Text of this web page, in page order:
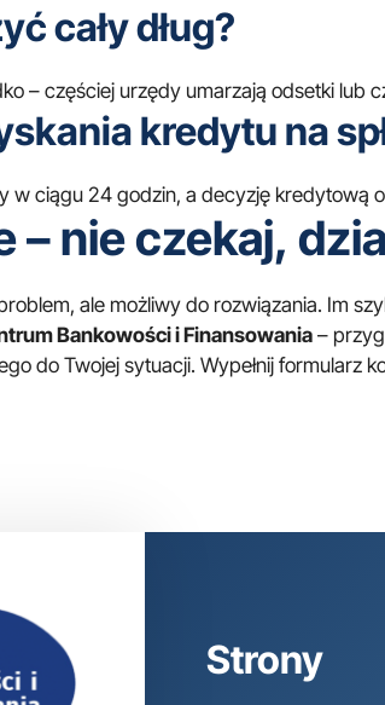
cały dług?
– częściej urzędy umarzają odsetki
kredytu na
w ciągu 24 godzin, a decyzję kredytową
nie czekaj,
ale możliwy do rozwiązania. Im
Bankowości i Finansowania –
do Twojej sytuacji. Wypełnij formularz
Strony